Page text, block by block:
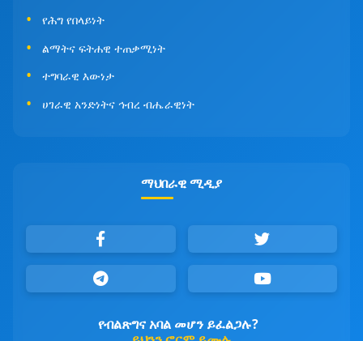
የሕግ የበላይነት
ልማትና ፍትሐዊ ተጠቃሚነት
ተግባራዊ እውነታ
ሀገራዊ አንድነትና ኅብረ ብሔራዊነት
ማህበራዊ ሚዲያ
የብልጽግና አባል መሆን ይፈልጋሉ?